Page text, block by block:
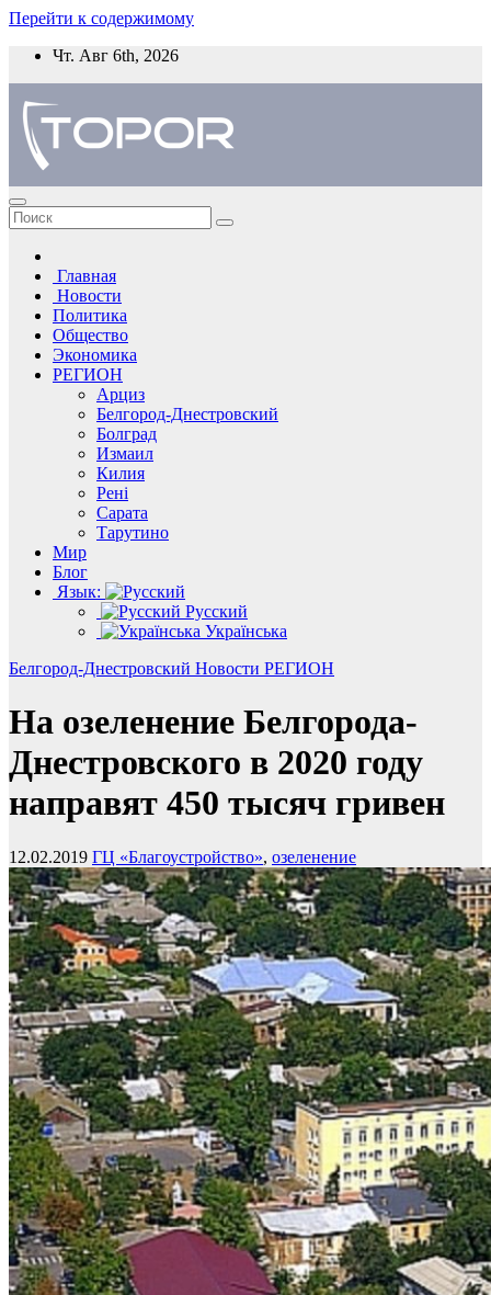
Перейти к содержимому
Чт. Авг 6th, 2026
Главная
Новости
Политика
Общество
Экономика
РЕГИОН
Арциз
Белгород-Днестровский
Болград
Измаил
Килия
Рені
Сарата
Тарутино
Мир
Блог
Язык:
Русский
Українська
Белгород-Днестровский Новости РЕГИОН
На озеленение Белгорода-
Днестровского в 2020 году
направят 450 тысяч гривен
12.02.2019 ГЦ «Благоустройство», озеленение